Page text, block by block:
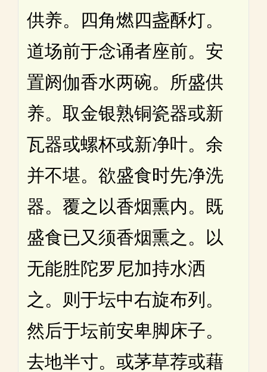
供养。四角燃四盏酥灯。
道场前于念诵者座前。安
置阏伽香水两碗。所盛供
养。取金银熟铜瓷器或新
瓦器或螺杯或新净叶。余
并不堪。欲盛食时先净洗
器。覆之以香烟熏内。既
盛食已又须香烟熏之。以
无能胜陀罗尼加持水洒
之。则于坛中右旋布列。
然后于坛前安卑脚床子。
去地半寸。或茅草荐或藉